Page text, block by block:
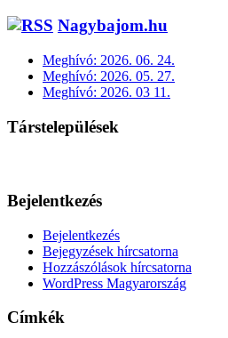
Nagybajom.hu
Meghívó: 2026. 06. 24.
Meghívó: 2026. 05. 27.
Meghívó: 2026. 03 11.
Társtelepülések
Bejelentkezés
Bejelentkezés
Bejegyzések hírcsatorna
Hozzászólások hírcsatorna
WordPress Magyarország
Címkék